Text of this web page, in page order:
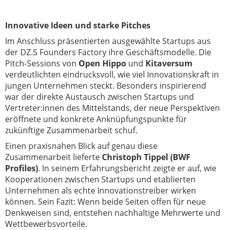
Innovative Ideen und starke Pitches
Im Anschluss präsentierten ausgewählte Startups aus
der DZ.S Founders Factory ihre Geschäftsmodelle. Die
Pitch-Sessions von Open Hippo und Kitaversum
verdeutlichten eindrucksvoll, wie viel Innovationskraft in
jungen Unternehmen steckt. Besonders inspirierend
war der direkte Austausch zwischen Startups und
Vertreter:innen des Mittelstands, der neue Perspektiven
eröffnete und konkrete Anknüpfungspunkte für
zukünftige Zusammenarbeit schuf.
Einen praxisnahen Blick auf genau diese
Zusammenarbeit lieferte Christoph Tippel (BWF
Profiles). In seinem Erfahrungsbericht zeigte er auf, wie
Kooperationen zwischen Startups und etablierten
Unternehmen als echte Innovationstreiber wirken
können. Sein Fazit: Wenn beide Seiten offen für neue
Denkweisen sind, entstehen nachhaltige Mehrwerte und
Wettbewerbsvorteile.